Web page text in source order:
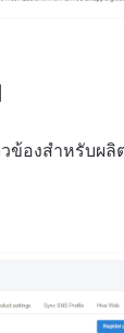
ข้องสำหรับผ